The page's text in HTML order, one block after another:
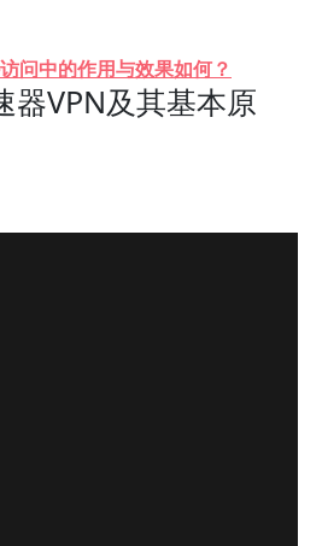
问中的作用与效果如何？
器VPN及其基本原